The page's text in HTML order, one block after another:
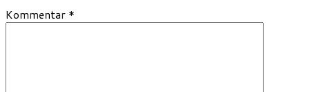
Kommentar *